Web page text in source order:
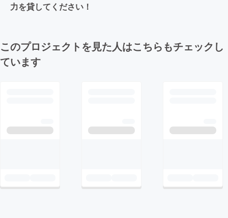
力を貸してください！
このプロジェクトを見た人はこちらもチェックし
ています